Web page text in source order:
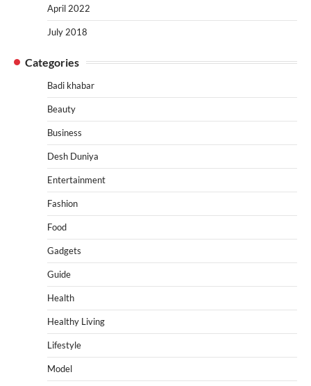
April 2022
July 2018
Categories
Badi khabar
Beauty
Business
Desh Duniya
Entertainment
Fashion
Food
Gadgets
Guide
Health
Healthy Living
Lifestyle
Model